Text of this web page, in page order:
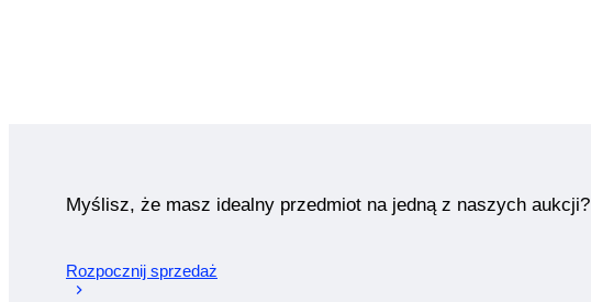
Myślisz, że masz idealny przedmiot na jedną z naszych aukcji?
Rozpocznij sprzedaż